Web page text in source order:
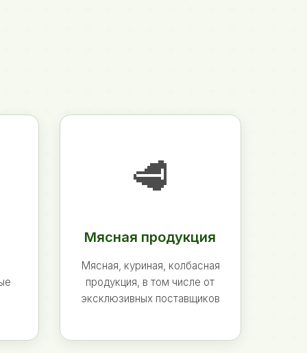
🥩
Мясная продукция
Мясная, куриная, колбасная
продукция, в том числе от
эксклюзивных поставщиков